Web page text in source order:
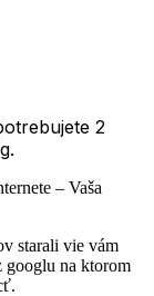
2
– Vaša
starali vie vám
googlu na ktorom